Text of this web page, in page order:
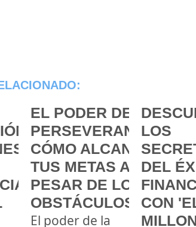
EL PODER DE LA
PERSEVERANCIA:
CÓMO ALCANZAR
TUS METAS A
PESAR DE LOS
OBSTÁCULOS
El poder de la
LOS
DEL
CON